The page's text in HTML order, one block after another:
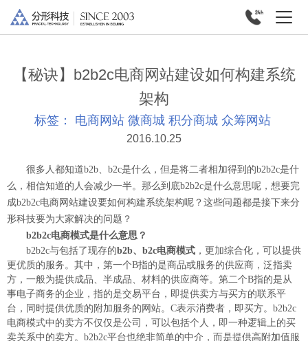
【秘诀】b2b2c电商网站建设如何构建系统
架构
标签： 电商网站 微商城 积分商城 众筹网站
2016.10.25
很多人都知道b2b、b2c是什么，但是将二者相加得到的b2b2c是什
么，相信知道的人会减少一半。那么到底b2b2c是什么意思呢，想要完
成b2b2c电商网站建设要如何构建系统架构呢？这些问题都是接下来分
形科技要为大家解决的问题？
b2b2c电商模式是什么意思？
b2b2c与包括了现存的b2b、b2c电商模式 ，更加综合化，可以提供
更优质的服务。其中，第一个B指的是商品或服务的供应商，泛指卖
方，一般为提供成品、半成品、材料的供应商等。第二个B指的是从
事电子商务的企业，指的是交易平台，即提供卖方与买方的联系平
台，同时提供优质的附加服务的网站。C表示消费者，即买方。b2b2c
电商模式中的卖方不仅仅是公司，可以包括个人，即一种逻辑上的买
卖关系中的卖方。b2b2c平台也绝非简单的中介，而是提供高附加值服